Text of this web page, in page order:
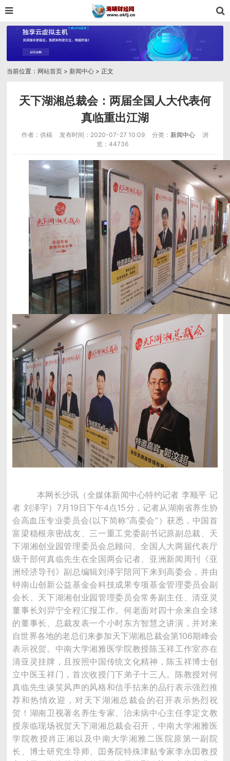
当前位置： 网站首页 > 新闻中心 > 正文
天下湖湘总裁会：两届全国人大代表何
真临重出江湖
作者：供稿 发布时间：2020-07-27 10:09 分类： 新闻中心
浏
览：44736
本网长沙讯（全媒体新闻中心特约记者 李顺平 记
者 刘泽宇）7月19日下午4点15分，记者从湖南省养生协
会高血压专业委员会(以下简称“高委会”）获悉，中国首
富梁稳根亲密战友、三一重工党委副书记原副总裁、天
下湖湘创业园管理委员会总顾问、全国人大两届代表厅
级干部何真临先生在全国两会记者、亚洲新闻周刊《亚
洲经济导刊》副总编辑刘泽宇陪同下来到高委会，并由
钟南山创新公益基金会科技成果专项基金管理委员会副
会长、天下湖湘创业园管理委员会常务副主任、清亚灵
董事长刘羿宁全程汇报工作。何老面对四十余来自全球
的董事长、总裁发表一个小时东方智慧之讲演，并对来
自世界各地的老总们来参加天下湖湘总裁会第106期峰会
表示祝贺。中南大学湘雅医学院教授陈玉祥工作室亦在
清亚灵挂牌，且按照中国传统文化精神，陈玉祥博士创
立中医玉祥门，首次收授门下弟子十三人。陈教授对何
真临先生谈笑风声的风格和信手拈来的品行表示强烈推
荐和热情欢迎，对天下湖湘总裁会的召开表示热烈祝
贺！湖南卫视著名养生专家、治未病中心主任李定文教
授亲临现场祝贺天下湖湘总裁会召开，中南大学湘雅医
学院教授肖正湘以及中南大学湘雅二医院原第一副院
长、博士研究生导师、囯务院特殊津贴专家李永囯教授